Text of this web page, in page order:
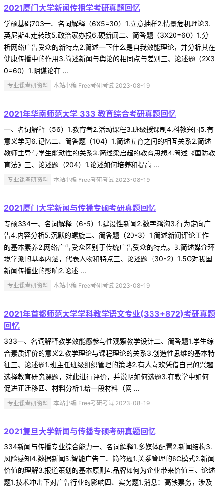
2021厦门大学新闻传播学考研真题回忆
学硕基础703一、名词解释（6X5=30）1.立意抽样2.情景危机理论3.
英尼斯4.走转改5.政治家办报6.硬新闻二、简答题（3X20=60）1.分
析网络广告受众的新特点2.简述一下什么是自我效能理论，并分析其在
健康传播中的作用3.简述新闻与舆论的相同点与差别三、论述题（2X3
0=60）1.阴谋论在 ...
专业课考研资料 本站小编 Free考研考试 2023-08-19
2021年华南师范大学 333 教育综合考研真题回忆
一、名词解释（56）1.教育者2.活动课程3.班级授课制4.科教兴国5.有
意义学习6.记忆二、简答题（104）1.简述五育之间的相互关系2.简述
教师主导与学生能动性的关系3.简述梁启超的教育思想4.简述《国防教
育法》三、论述题（204）1.论述如何培养和提高 ...
专业课考研资料 本站小编 Free考研考试 2023-08-19
2021厦门大学新闻与传播专硕考研真题回忆
专硕334一、名词解释（6*5）1.建设性新闻2.数字鸿沟3.行为定向广
告4.内容分析5.沉默的螺旋二、简答题（20*3）1.简述新闻评论工作
的基本素养2.网络广告受众区别于传统广告受众的特点。3.简述媒介环
境学派的基本内涵，代表人物和特点三、论述题（30*2）1.5G对我国
新闻传播业的影响2.论述 ...
专业课考研资料 本站小编 Free考研考试 2023-08-19
2021年首都师范大学学科教学语文专业(333+872)考研真题
回忆
333一、名词解释教学效能感参与性观察教学设计二、简答题1.学生综
合素质评价的意义2.教学理论与课程理论的关系3.创造性思维的基本特
征三、论述题1.班主任班级组织管理的策略2.有人喜欢凭借自己的兴趣
选择教育研究课题，对此进行评价，并说明如何选题3.在教学中如何
促进正迁移四、材料分析1.给一段材料（网 ...
专业课考研资料 本站小编 Free考研考试 2023-08-19
2021复旦大学新闻与传播专硕考研真题回忆
334新闻与传播专业综合能力一、名词解释1.多媒体配置2.新闻结构3.
风险感知4.数据新闻5.智能广告二、简答题1.关系管理的6C模式2.新闻
价值的理解3.报道策划的基本原则4.品牌如何为企业带来价值三、论述
题1.技术冲击下对广告行业的影响四、实务题1.消息：高铁票务，涉及